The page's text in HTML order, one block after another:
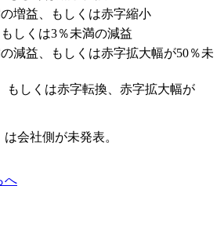
増益、もしくは赤字縮小
しくは3％未満の減益
減益、もしくは赤字拡大幅が50％未
もしくは赤字転換、赤字拡大幅が
会社側が未発表。
へ